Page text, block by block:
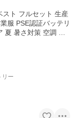
スト フルセット 生産
服 PSE認証バッテリ
さ対策 空調 熱
リー